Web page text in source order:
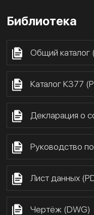
Библиотека
Общий каталог
Каталог К377
Декларация о
Руководство
Лист данных
Чертёж (DWG)